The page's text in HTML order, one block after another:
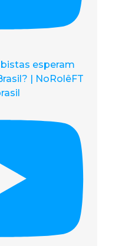
esperam
| NoRolêFT